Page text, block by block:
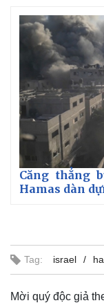
Thế giới
Quan sát
Cuộc sống đó đây
Hồ sơ
Căng thẳng
Hamas dàn
Tag: israel
Mời quý độc giả